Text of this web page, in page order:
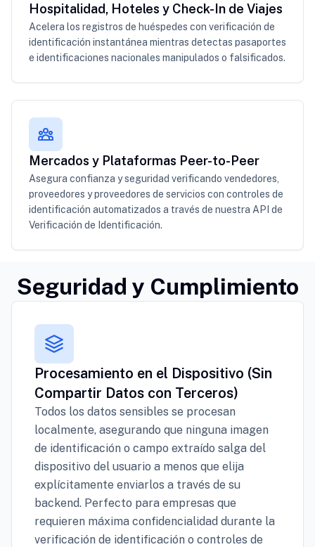
Hospitalidad, Hoteles y Check-In de Viajes
Acelera los registros de huéspedes con verificación de
identificación instantánea mientras detectas pasaportes
e identificaciones nacionales manipulados o falsificados.
Mercados y Plataformas Peer-to-Peer
Asegura confianza y seguridad verificando vendedores,
proveedores y proveedores de servicios con controles de
identificación automatizados a través de nuestra API de
Verificación de Identificación.
Seguridad y Cumplimiento
Procesamiento en el Dispositivo (Sin
Compartir Datos con Terceros)
Todos los datos sensibles se procesan
localmente, asegurando que ninguna imagen
de identificación o campo extraído salga del
dispositivo del usuario a menos que elija
explícitamente enviarlos a través de su
backend. Perfecto para empresas que
requieren máxima confidencialidad durante la
verificación de identificación o controles de